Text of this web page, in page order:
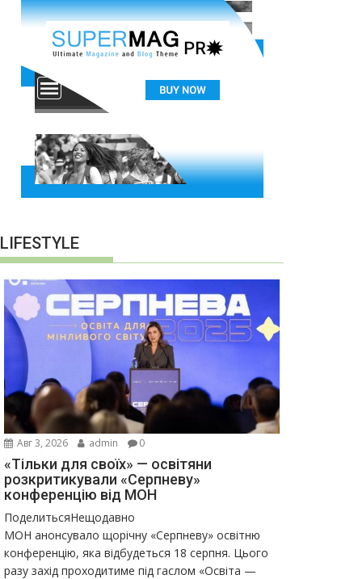
LIFESTYLE
Авг 3, 2026 admin 0
«Тільки для своїх» — освітяни
розкритикували «Серпневу»
конференцію від МОН
ПоделитьсяНещодавно
МОН анонсувало щорічну «Серпневу» освітню
конференцію, яка відбудеться 18 серпня. Цього
разу захід проходитиме під гаслом «Освіта —